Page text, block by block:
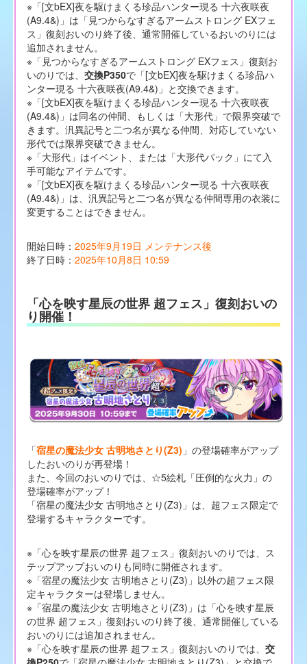
※「[文bEX]夜を駆けまくる珍品ハンター現る 十六夜咲夜
(A9.4&)」は「見つからなすぎるアームストロング EXフェ
ス」復刻おいのり終了後、通常開催しているおいのりには
追加されません。
※「見つからなすぎるアームストロング EXフェス」復刻お
いのりでは、 交換P350で「[文bEX]夜を駆けまくる珍品ハ
ンター現る 十六夜咲夜(A9.4&)」と交換できます。
※「[文bEX]夜を駆けまくる珍品ハンター現る 十六夜咲夜
(A9.4&)」は同名の仲間、もしくは「大形代」で限界突破で
きます。汎異記号と二つ名が異なる仲間、対応していない
形代では限界突破できません。
※「大形代」はイベント、または「大形代パック」にて入
手可能なアイテムです。
※「[文bEX]夜を駆けまくる珍品ハンター現る 十六夜咲夜
(A9.4&)」は、汎異記号と二つ名が異なる仲間専用の衣装に
変更することはできません。
開始日時： 2025年9月19日 メンテナンス後
終了日時： 2025年10月8日 10:59
「心を映す星辰の世界 超フェス」復刻おいの
り開催！
「宿星の魔法少女 古明地さとり(Z3) 」の登場確率がアップ
したおいのりが再登場！
また、今回のおいのりでは、☆5絵札「圧倒的な火力」の
登場確率がアップ！
「宿星の魔法少女 古明地さとり(Z3)」は、超フェス限定で
登場するキャラクターです。
※「心を映す星辰の世界 超フェス」復刻おいのりでは、ス
テップアップおいのりも同時に開催されます。
※「宿星の魔法少女 古明地さとり(Z3)」以外の超フェス限
定キャラクターは登場しません。
※「宿星の魔法少女 古明地さとり(Z3)」は「心を映す星辰
の世界 超フェス」復刻おいのり終了後、通常開催している
おいのりには追加されません。
※「心を映す星辰の世界 超フェス」復刻おいのりでは、 交